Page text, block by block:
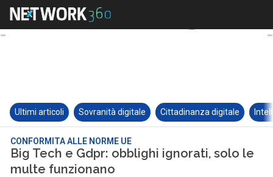
Ultimi articoli Sovranità digitale Cittadinanza digitale
CONFORMITA ALLE NORME UE
Big Tech e Gdpr: obblighi ignorati, solo le
multe funzionano